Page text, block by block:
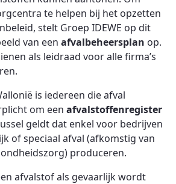
te helpen bij het opzetten
stelt Groep IDEWE op dit
van een afvalbeheersplan op.
als leidraad voor alle firma’s
is iedereen die afval
om een afvalstoffenregister
geldt dat enkel voor bedrijven
of speciaal afval (afkomstig van
produceren.
afvalstof als gevaarlijk wordt